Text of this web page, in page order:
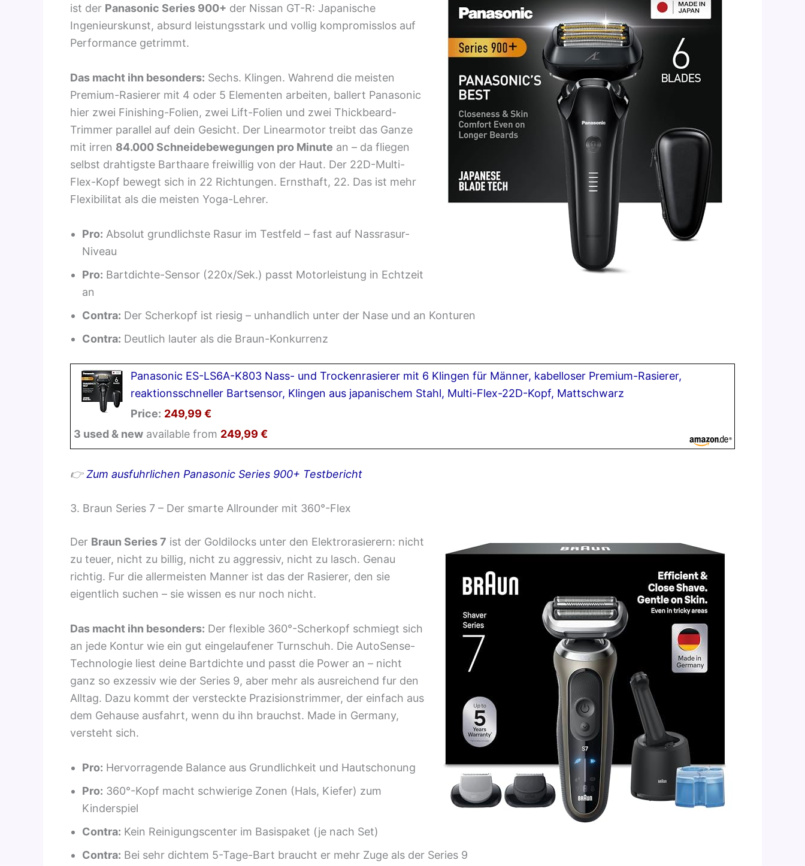
ist der Panasonic Series 900+ der Nissan GT-R: Japanische
Ingenieurskunst, absurd leistungsstark und vollig kompromisslos auf
Performance getrimmt.
Das macht ihn besonders: Sechs. Klingen. Wahrend die meisten
Premium-Rasierer mit 4 oder 5 Elementen arbeiten, ballert Panasonic
hier zwei Finishing-Folien, zwei Lift-Folien und zwei Thickbeard-
Trimmer parallel auf dein Gesicht. Der Linearmotor treibt das Ganze
mit irren 84.000 Schneidebewegungen pro Minute an – da fliegen
selbst drahtigste Barthaare freiwillig von der Haut. Der 22D-Multi-
Flex-Kopf bewegt sich in 22 Richtungen. Ernsthaft, 22. Das ist mehr
Flexibilitat als die meisten Yoga-Lehrer.
Pro: Absolut grundlichste Rasur im Testfeld – fast auf Nassrasur-
Niveau
Pro: Bartdichte-Sensor (220x/Sek.) passt Motorleistung in Echtzeit
an
Contra: Der Scherkopf ist riesig – unhandlich unter der Nase und an Konturen
Contra: Deutlich lauter als die Braun-Konkurrenz
Panasonic ES-LS6A-K803 Nass- und Trockenrasierer mit 6 Klingen für Männer, kabelloser Premium-Rasierer,
reaktionsschneller Bartsensor, Klingen aus japanischem Stahl, Multi-Flex-22D-Kopf, Mattschwarz
Price: 249,99 €
3 used & new available from 249,99 €
👉Zum ausfuhrlichen Panasonic Series 900+ Testbericht
3. Braun Series 7 – Der smarte Allrounder mit 360°-Flex
Der Braun Series 7 ist der Goldilocks unter den Elektrorasierern: nicht
zu teuer, nicht zu billig, nicht zu aggressiv, nicht zu lasch. Genau
richtig. Fur die allermeisten Manner ist das der Rasierer, den sie
eigentlich suchen – sie wissen es nur noch nicht.
Das macht ihn besonders: Der flexible 360°-Scherkopf schmiegt sich
an jede Kontur wie ein gut eingelaufener Turnschuh. Die AutoSense-
Technologie liest deine Bartdichte und passt die Power an – nicht
ganz so exzessiv wie der Series 9, aber mehr als ausreichend fur den
Alltag. Dazu kommt der versteckte Prazisionstrimmer, der einfach aus
dem Gehause ausfahrt, wenn du ihn brauchst. Made in Germany,
versteht sich.
Pro: Hervorragende Balance aus Grundlichkeit und Hautschonung
Pro: 360°-Kopf macht schwierige Zonen (Hals, Kiefer) zum
Kinderspiel
Contra: Kein Reinigungscenter im Basispaket (je nach Set)
Contra: Bei sehr dichtem 5-Tage-Bart braucht er mehr Zuge als der Series 9